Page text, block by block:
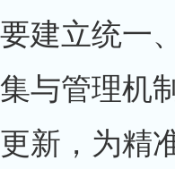
建立统一
与管理机
新，为精